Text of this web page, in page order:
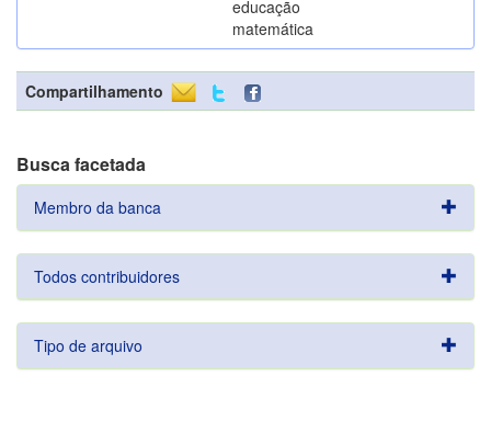
educação
matemática
Compartilhamento
Busca facetada
Membro da banca
Todos contribuidores
Tipo de arquivo